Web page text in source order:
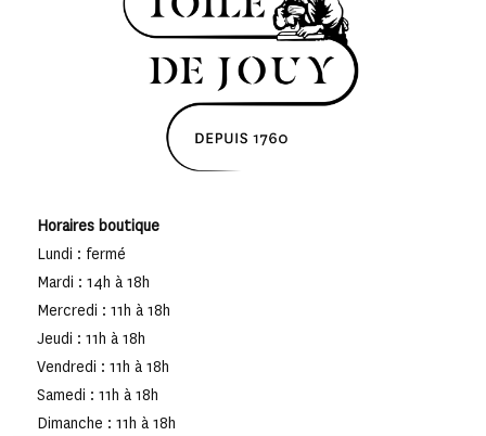
Horaires boutique
Lundi : fermé
Mardi : 14h à 18h
Mercredi : 11h à 18h
Jeudi : 11h à 18h
Vendredi : 11h à 18h
Samedi : 11h à 18h
Dimanche : 11h à 18h